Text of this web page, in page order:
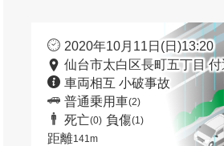
2020年10月11日(日)13:20
仙台市太白区長町五丁目 付
車両相互 小破事故
普通乗用車(2)
死亡(0) 負傷(1)
距離141m